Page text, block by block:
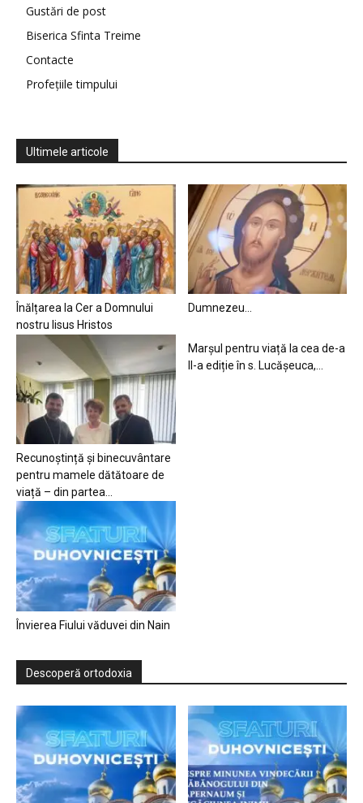
Gustări de post
Biserica Sfinta Treime
Contacte
Profețiile timpului
Ultimele articole
Înălțarea la Cer a Domnului
nostru Iisus Hristos
Dumnezeu…
Recunoștință și binecuvântare
pentru mamele dătătoare de
viață – din partea...
Marșul pentru viață la cea de-a
II-a ediție în s. Lucășeuca,...
Învierea Fiului văduvei din Nain
Descoperă ortodoxia